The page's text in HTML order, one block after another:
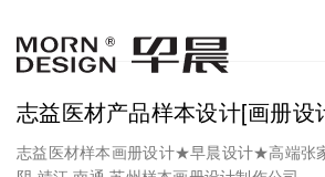
志益医材产品样本设计[画册设
志益医材样本画册设计★早晨设计★高端张